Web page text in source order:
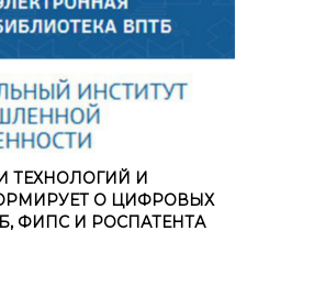
ТЕХНОЛОГИЙ И
О ЦИФРОВЫХ
ФИПС И РОСПАТЕНТА